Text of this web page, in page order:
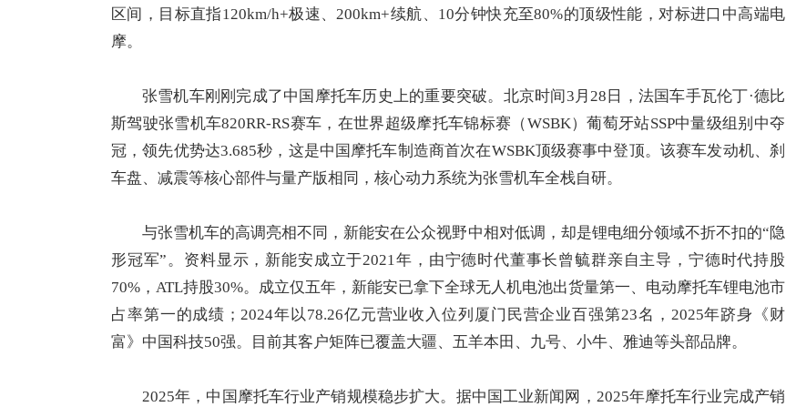
区间，目标直指120km/h+极速、200km+续航、10分钟快充至80%的顶级性能，对标进口中高端电
摩。
张雪机车刚刚完成了中国摩托车历史上的重要突破。北京时间3月28日，法国车手瓦伦丁·德比
斯驾驶张雪机车820RR-RS赛车，在世界超级摩托车锦标赛（WSBK）葡萄牙站SSP中量级组别中夺
冠，领先优势达3.685秒，这是中国摩托车制造商首次在WSBK顶级赛事中登顶。该赛车发动机、刹
车盘、减震等核心部件与量产版相同，核心动力系统为张雪机车全栈自研。
与张雪机车的高调亮相不同，新能安在公众视野中相对低调，却是锂电细分领域不折不扣的“隐
形冠军”。资料显示，新能安成立于2021年，由宁德时代董事长曾毓群亲自主导，宁德时代持股
70%，ATL持股30%。成立仅五年，新能安已拿下全球无人机电池出货量第一、电动摩托车锂电池市
占率第一的成绩；2024年以78.26亿元营业收入位列厦门民营企业百强第23名，2025年跻身《财
富》中国科技50强。目前其客户矩阵已覆盖大疆、五羊本田、九号、小牛、雅迪等头部品牌。
2025年，中国摩托车行业产销规模稳步扩大。据中国工业新闻网，2025年摩托车行业完成产销